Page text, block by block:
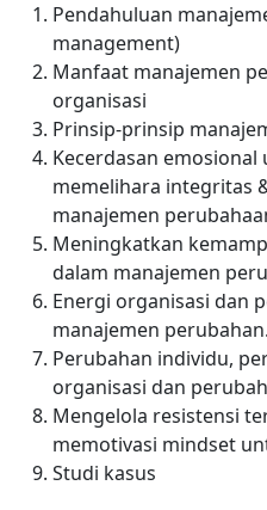
Pendahuluan
management)
Manfaat manajemen
organisasi
Prinsip-prinsip
Kecerdasan
memelihara integritas
manajemen
Meningkatkan
dalam manajemen
Energi organisasi dan
manajemen perubahan.
Perubahan individu,
organisasi dan
Mengelola resistensi
memotivasi mindset
Studi kasus